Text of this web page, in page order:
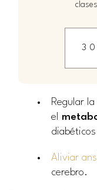
Regular
el
Aliviar
cerebro.